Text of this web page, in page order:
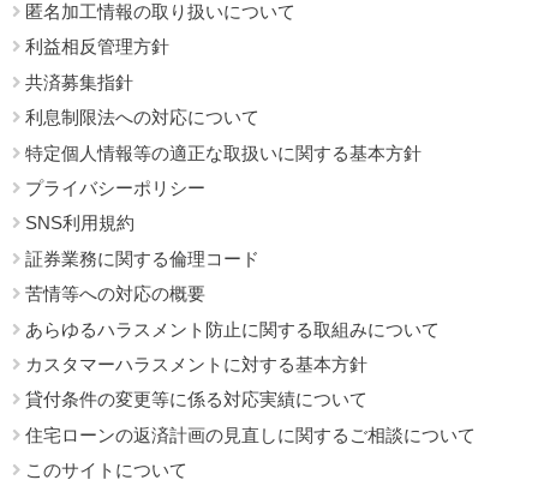
匿名加工情報の取り扱いについて
利益相反管理方針
共済募集指針
利息制限法への対応について
特定個人情報等の適正な取扱いに関する基本方針
プライバシーポリシー
SNS利用規約
証券業務に関する倫理コード
苦情等への対応の概要
あらゆるハラスメント防止に関する取組みについて
カスタマーハラスメントに対する基本方針
貸付条件の変更等に係る対応実績について
住宅ローンの返済計画の見直しに関するご相談について
このサイトについて